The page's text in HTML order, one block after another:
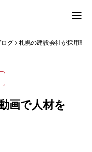
グ 札幌の建設会社が採用動
画で人材を